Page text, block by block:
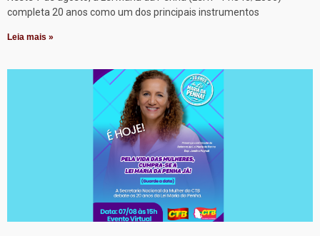
completa 20 anos como um dos principais instrumentos
Leia mais »